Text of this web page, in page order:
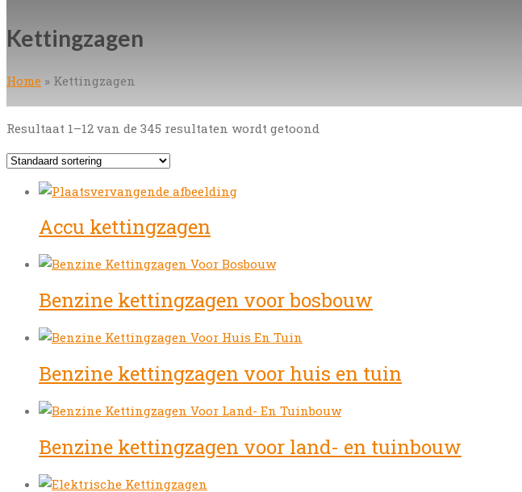
Kettingzagen
Home » Kettingzagen
Resultaat 1–12 van de 345 resultaten wordt getoond
Accu kettingzagen
Benzine kettingzagen voor bosbouw
Benzine kettingzagen voor huis en tuin
Benzine kettingzagen voor land- en tuinbouw